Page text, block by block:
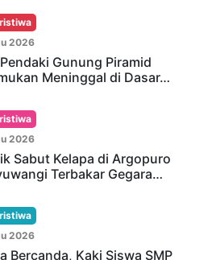
2026
Gunung Piramid
Meninggal di Dasar…
2026
Sabut Kelapa di Argopuro
Terbakar Gegara…
2026
Bercanda, Kaki Siswa SMP